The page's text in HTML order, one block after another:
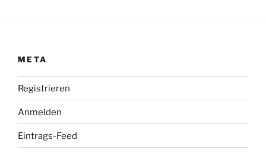
META
Registrieren
Anmelden
Eintrags-Feed